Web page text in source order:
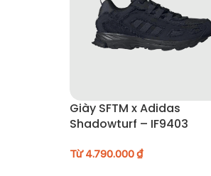
Giày SFTM x Adidas
Shadowturf – IF9403
Từ4.790.000₫